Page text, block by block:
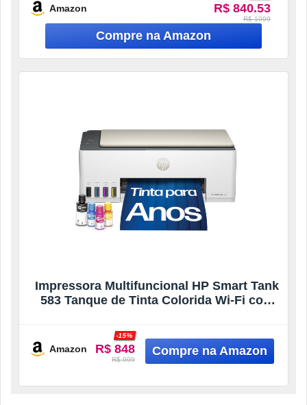
Amazon R$ 840.53
R$ 1099
Impressora Multifuncional HP Smart Tank
583 Tanque de Tinta Colorida Wi-Fi com
Copiadora e Scanner Cor: ‎Branco
(4A8D8A)
Amazon R$ 848
-15%
R$ 999